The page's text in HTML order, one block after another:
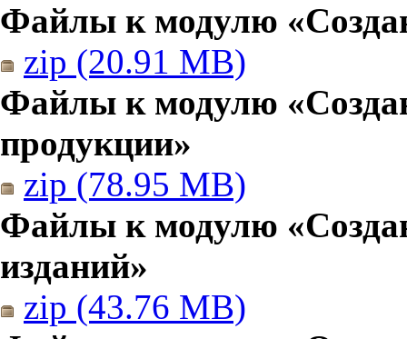
Файлы к модулю
zip (20.91 MB)
Файлы к модулю
продукции»
zip (78.95 MB)
Файлы к модулю
изданий»
zip (43.76 MB)